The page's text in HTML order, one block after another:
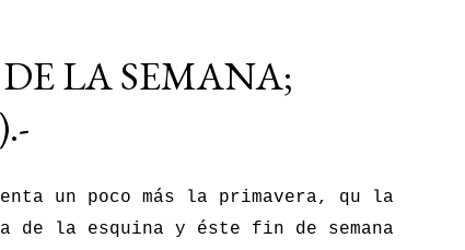
LA SEMANA;
un poco más la primavera, qu la
de la esquina y éste fin de semana